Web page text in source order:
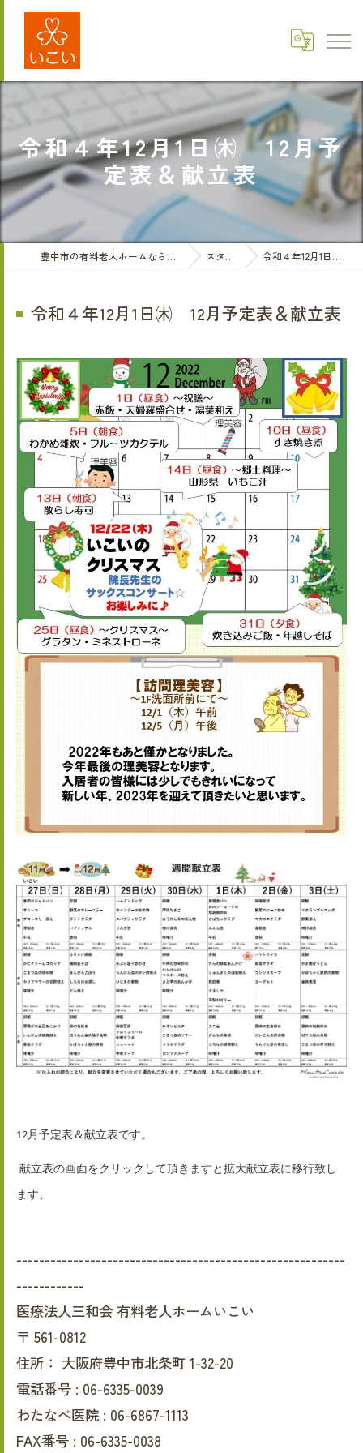
令和４年12月1日㈭ 12月予
定表＆献立表
豊中市の有料老人ホームなら医療法人三和会 有料老人ホームいこい スタッフブログ 令和４年12月1日㈭ 12月予定表＆献立表
令和４年12月1日㈭ 12月予定表＆献立表
12月予定表＆献立表です。
献立表の画面をクリックして頂きますと拡大献立表に移行致し
ます。
----------------------------------------------------------
------------
医療法人三和会 有料老人ホームいこい
〒 561-0812
住所： 大阪府豊中市北条町 1-32-20
電話番号 : 06-6335-0039
わたなべ医院 : 06-6867-1113
FAX番号 : 06-6335-0038